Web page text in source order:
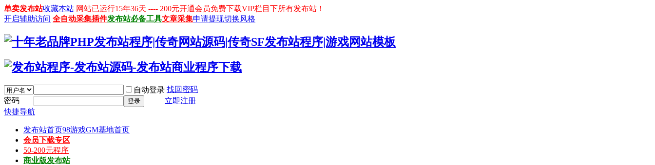
单卖发布站收藏本站 网站已运行15年36天 ---- 200元开通会员免费下载VIP栏目下所有发布站！
开启辅助访问 全自动采集插件发布站必备工具文章采集申请提现切换风格
自动登录 找回密码
密码
登录
立即注册
快捷导航
发布站首页98游戏GM基地首页
会员下载专区
50-200元程序
商业版发布站